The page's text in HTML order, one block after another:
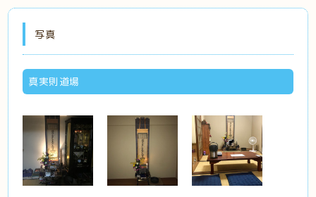
写真
真実則道場